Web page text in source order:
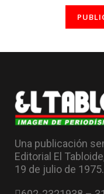
Una publicación
Editorial El
19 de julio de 1975.